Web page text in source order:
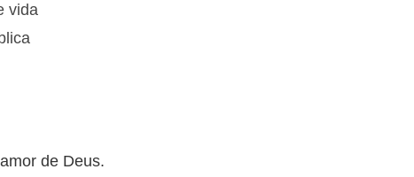
vida
de Deus.